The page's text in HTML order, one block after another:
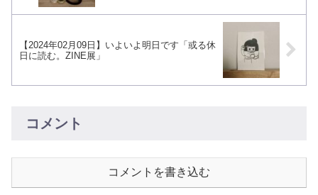
【2024年02月09日】いよいよ明日です「或る休
日に読む。ZINE展」
コメント
コメントを書き込む